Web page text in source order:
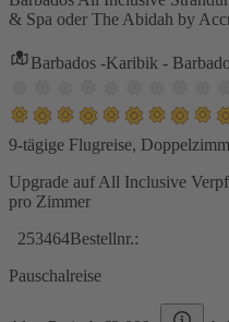
& Spa oder The Abidah by
Barbados -Karibik -
9-tägige Flugreise,
Upgrade auf All Inclusive
pro Zimmer
253464Bestellnr.:
Pauschalreise